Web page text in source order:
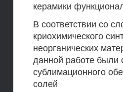
керамики
В соответствии со
криохимического
неорганических
данной работе были
сублимационного
солей